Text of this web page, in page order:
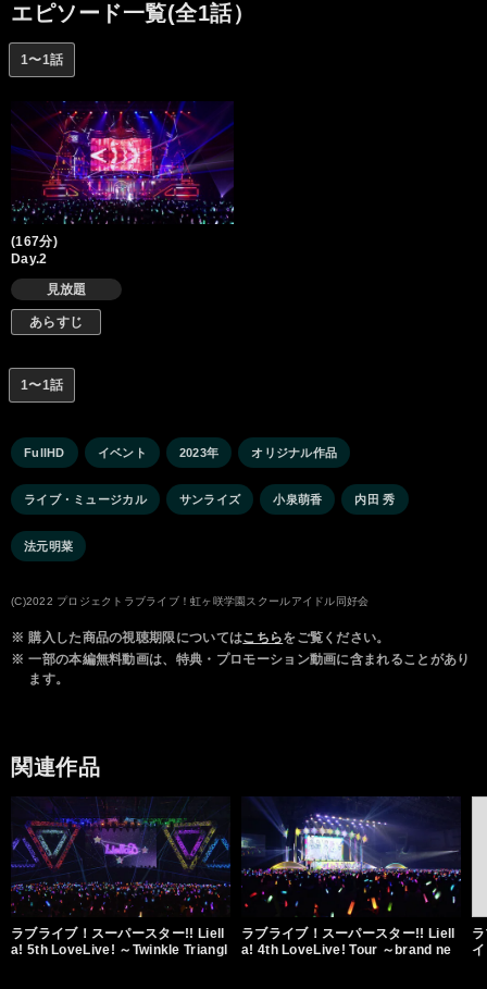
エピソード一覧(全1話）
1〜1話
(167分)
Day.2
見放題
あらすじ
1〜1話
FullHD イベント 2023年 オリジナル作品
ライブ・ミュージカル サンライズ 小泉萌香 内田 秀
法元明菜
(C)2022 プロジェクトラブライブ！虹ヶ咲学園スクールアイドル同好会
※ 購入した商品の視聴期限についてはこちらをご覧ください。
※ 一部の本編無料動画は、特典・プロモーション動画に含まれることがあり
ます。
関連作品
ラブライブ！スーパースター!! Liell
a! 5th LoveLive! ～Twinkle Triangl
ラブライブ！スーパースター!! Liell
a! 4th LoveLive! Tour ～brand ne